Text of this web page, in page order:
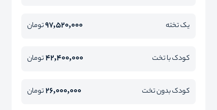
یک تخته 97,520,000تومان
کودک با تخت 42,400,000تومان
کودک بدون تخت 26,000,000تومان